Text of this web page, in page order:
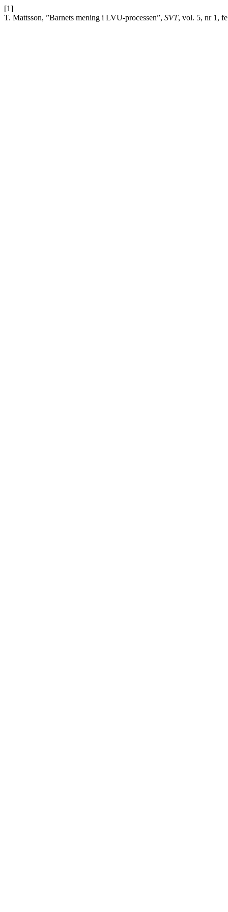
[1]
T. Mattsson, ”Barnets mening i LVU-processen”, SVT, vol. 5, nr 1,